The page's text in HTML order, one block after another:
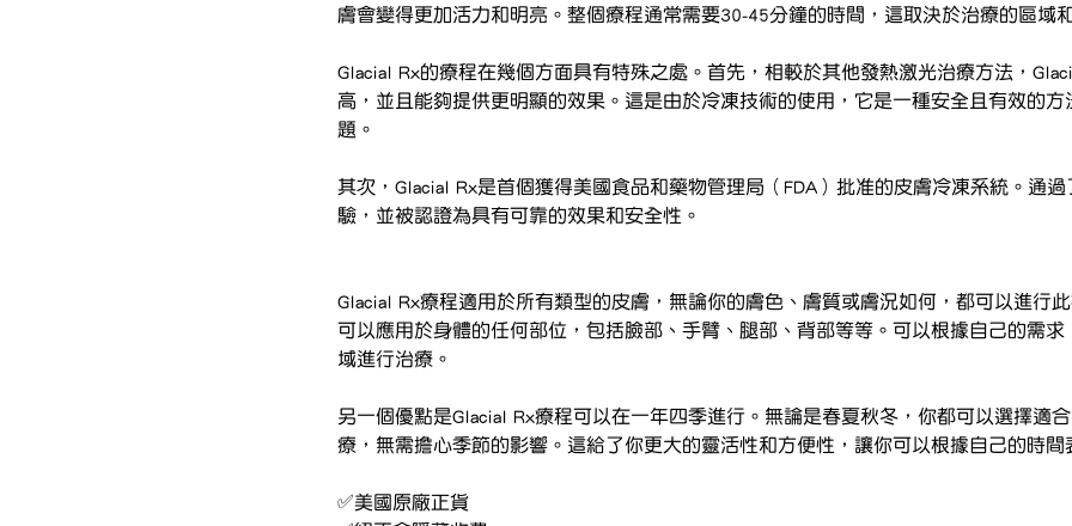
膚會變得更加活力和明亮。整個療程通常需要30-45分鐘的時間，這取決於治療的區域
Glacial Rx的療程在幾個方面具有特殊之處。首先，相較於其他發熱激光治療方法，
高，並且能夠提供更明顯的效果。這是由於冷凍技術的使用，它是一種安全且有效的方
題。
其次，Glacial Rx是首個獲得美國食品和藥物管理局（FDA）批准的皮膚冷凍系統。通
驗，並被認證為具有可靠的效果和安全性。
Glacial Rx療程適用於所有類型的皮膚，無論你的膚色、膚質或膚況如何，都可以進行
可以應用於身體的任何部位，包括臉部、手臂、腿部、背部等等。可以根據自己的需求
域進行治療。
另一個優點是Glacial Rx療程可以在一年四季進行。無論是春夏秋冬，你都可以選擇適
療，無需擔心季節的影響。這給了你更大的靈活性和方便性，讓你可以根據自己的時間
✅美國原廠正貨